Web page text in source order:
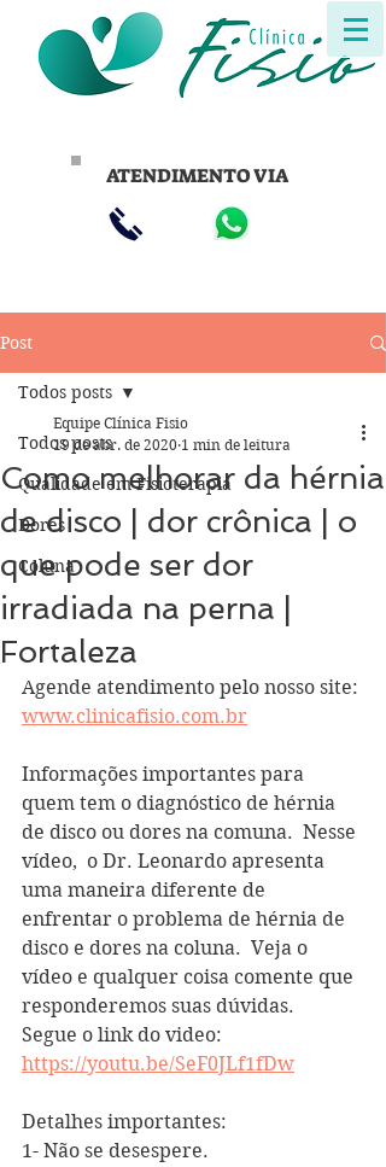
ATENDIMENTO VIA
Post
Todos posts
Qualidade em Fisioterapia
Dores
Coluna
Todos posts
Como melhorar da hérnia
de disco | dor crônica | o
que pode ser dor
irradiada na perna |
Fortaleza
Equipe Clínica Fisio
19 de abr. de 2020 1 min de leitura
Agende atendimento pelo nosso site:
www.clinicafisio.com.br
Informações importantes para
quem tem o diagnóstico de hérnia
de disco ou dores na comuna.  Nesse
vídeo,  o Dr. Leonardo apresenta
uma maneira diferente de
enfrentar o problema de hérnia de
disco e dores na coluna.  Veja o
vídeo e qualquer coisa comente que
responderemos suas dúvidas.
Segue o link do video:
https://youtu.be/SeF0JLf1fDw
Detalhes importantes:
1- Não se desespere.